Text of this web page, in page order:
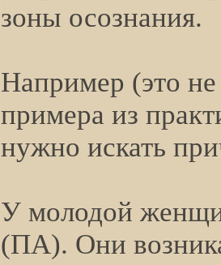
зоны осознания.
Например (это не
примера из
нужно искать
У молодой
(ПА). Они